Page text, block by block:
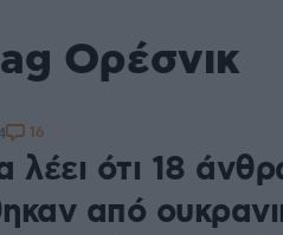
Ορέσνικ
λέει ότι 18
από
16